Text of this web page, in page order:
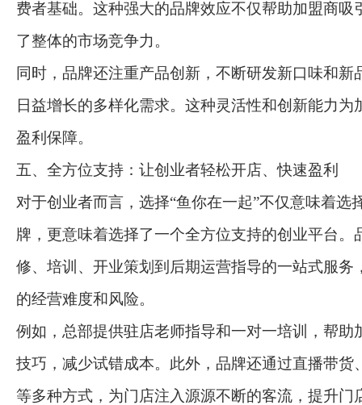
费者基础。这种强大的品牌效应不仅帮助加盟商吸
了整体的市场竞争力。
同时，品牌还注重产品创新，不断研发新口味和新
日益增长的多样化需求。这种灵活性和创新能力为
盈利保障。
五、全方位支持：让创业者轻松开店、快速盈利
对于创业者而言，选择“鱼你在一起”不仅意味着选
牌，更意味着选择了一个全方位支持的创业平台。
修、培训、开业策划到后期运营指导的一站式服务
的经营难度和风险。
例如，总部提供驻店老师指导和一对一培训，帮助
技巧，减少试错成本。此外，品牌还通过直播带货
等多种方式，为门店注入源源不断的客流，提升门